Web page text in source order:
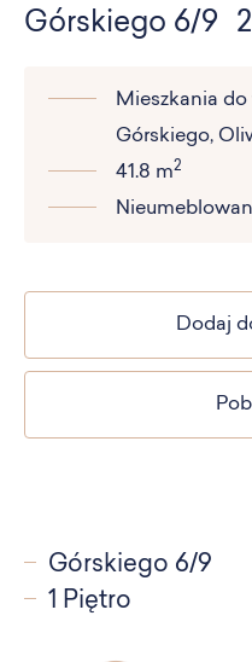
Górskiego 6/9
Mieszkania
Górskiego,
41.8 m2
Dodaj
Górskiego 6/9
1 Piętro